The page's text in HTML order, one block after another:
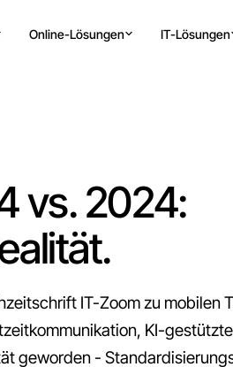
Online-Lösungen IT-Lösungen
vs. 2024:
IT-Zoom zu mobilen
KI-gestützte
geworden -